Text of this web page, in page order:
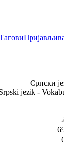
Тагови
Српски
Srpski jezik -